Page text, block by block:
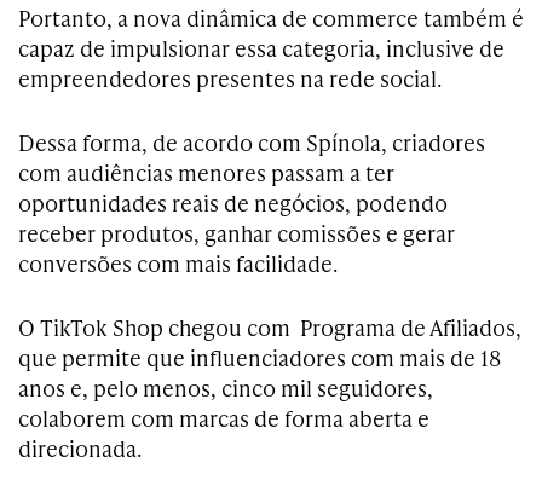
Portanto, a nova dinâmica de commerce também é
capaz de impulsionar essa categoria, inclusive de
empreendedores presentes na rede social.
Dessa forma, de acordo com Spínola, criadores
com audiências menores passam a ter
oportunidades reais de negócios, podendo
receber produtos, ganhar comissões e gerar
conversões com mais facilidade.
O TikTok Shop chegou com Programa de Afiliados,
que permite que influenciadores com mais de 18
anos e, pelo menos, cinco mil seguidores,
colaborem com marcas de forma aberta e
direcionada.